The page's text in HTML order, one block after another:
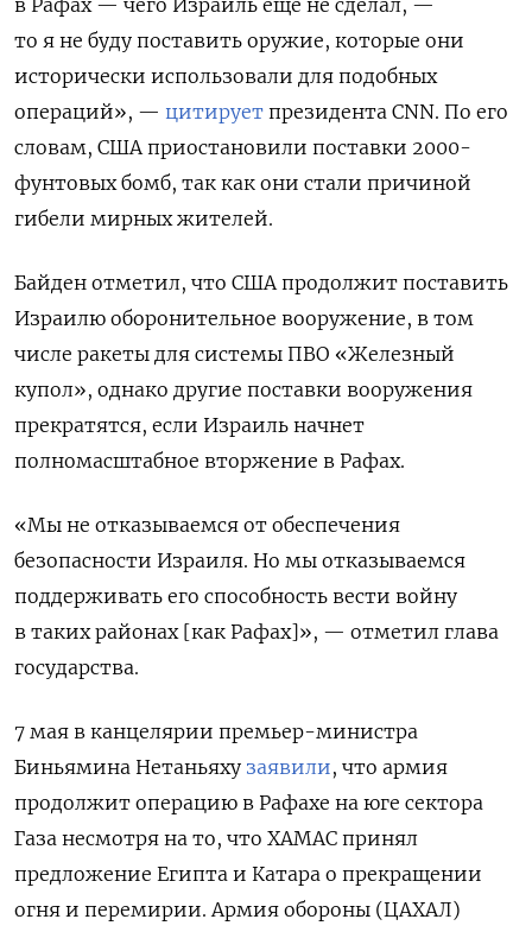
в Рафах — чего Израиль еще не сделал, —
то я не буду поставить оружие, которые они
исторически использовали для подобных
операций», — цитирует президента CNN. По его
словам, США приостановили поставки 2000-
фунтовых бомб, так как они стали причиной
гибели мирных жителей.
Байден отметил, что США продолжит поставить
Израилю оборонительное вооружение, в том
числе ракеты для системы ПВО «Железный
купол», однако другие поставки вооружения
прекратятся, если Израиль начнет
полномасштабное вторжение в Рафах.
«Мы не отказываемся от обеспечения
безопасности Израиля. Но мы отказываемся
поддерживать его способность вести войну
в таких районах [как Рафах]», — отметил глава
государства.
7 мая в канцелярии премьер-министра
Биньямина Нетаньяху заявили, что армия
продолжит операцию в Рафахе на юге сектора
Газа несмотря на то, что ХАМАС принял
предложение Египта и Катара о прекращении
огня и перемирии. Армия обороны (ЦАХАЛ)